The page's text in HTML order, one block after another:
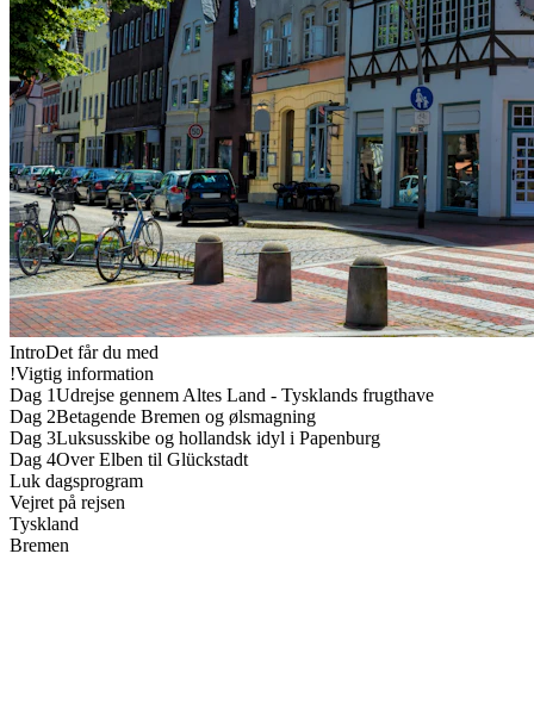
IntroDet får du med
!Vigtig information
Dag 1Udrejse gennem Altes Land - Tysklands frugthave
Dag 2Betagende Bremen og ølsmagning
Dag 3Luksusskibe og hollandsk idyl i Papenburg
Dag 4Over Elben til Glückstadt
Luk dagsprogram
Vejret på rejsen
Tyskland
Bremen